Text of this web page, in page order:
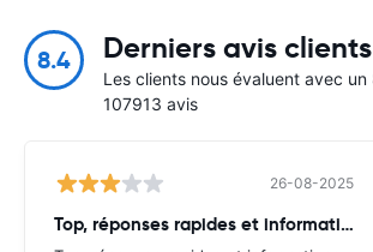
8.4 Derniers avis clients
Les clients nous évaluent avec
107913 avis
26-08-2025
Top, réponses rapides et informations